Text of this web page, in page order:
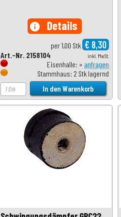
info Details
per 1,00 Stk € 8,30
inkl. MwSt.
Art.-Nr. 2158104
Eisenhalle: » anfragen
Stammhaus: 2 Stk lagernd